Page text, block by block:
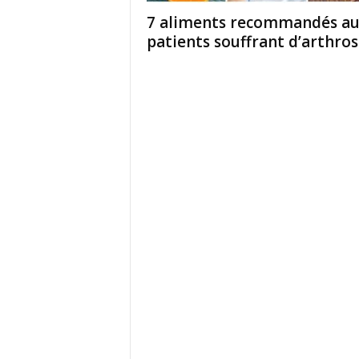
7 aliments recommandés
patients souffrant